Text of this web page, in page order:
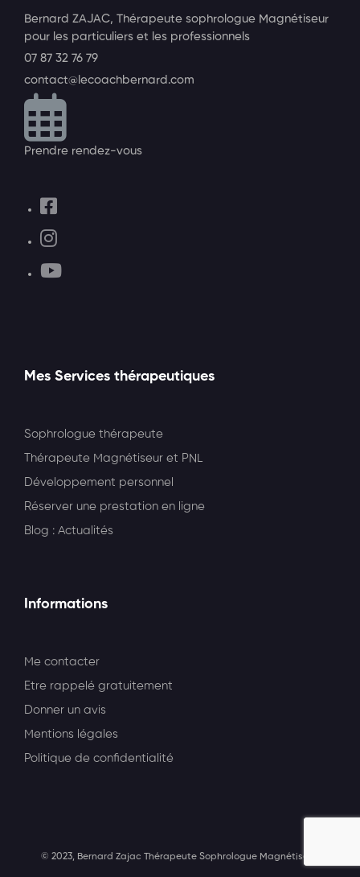
Bernard ZAJAC, Thérapeute sophrologue Magnétiseur
pour les particuliers et les professionnels
07 87 32 76 79
contact@lecoachbernard.com
Prendre rendez-vous
Mes Services thérapeutiques
Sophrologue thérapeute
Thérapeute Magnétiseur et PNL
Développement personnel
Réserver une prestation en ligne
Blog : Actualités
Informations
Me contacter
Etre rappelé gratuitement
Donner un avis
Mentions légales
Politique de confidentialité
© 2023, Bernard Zajac Thérapeute Sophrologue Magnétiseur.